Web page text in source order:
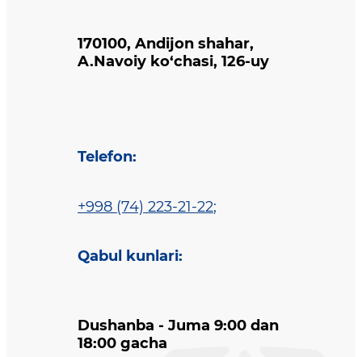
170100, Andijon shahar,
A.Navoiy ko‘chasi, 126-uy
Telefon:
+998 (74) 223-21-22;
Qabul kunlari:
Dushanba - Juma 9:00 dan
18:00 gacha